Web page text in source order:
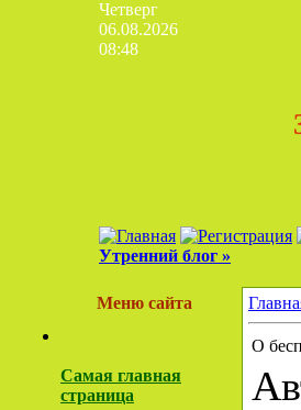
Четверг
06.08.2026
08:48
Утренний блог »
Меню сайта
Самая главная
страница
О